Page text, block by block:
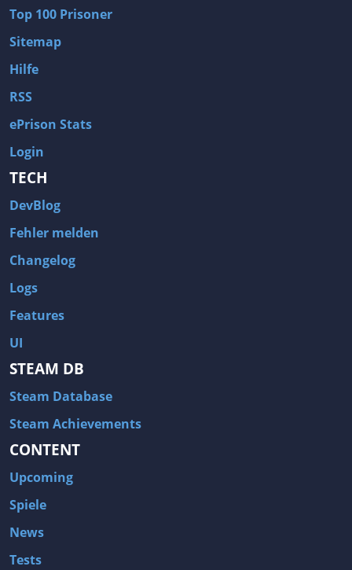
Top 100 Prisoner
Sitemap
Hilfe
RSS
ePrison Stats
Login
TECH
DevBlog
Fehler melden
Changelog
Logs
Features
UI
STEAM DB
Steam Database
Steam Achievements
CONTENT
Upcoming
Spiele
News
Tests